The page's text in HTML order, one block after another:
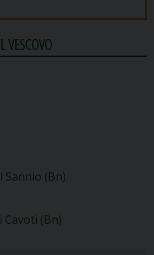
VESCOVO
Sannio (Bn)
Cavoti (Bn)